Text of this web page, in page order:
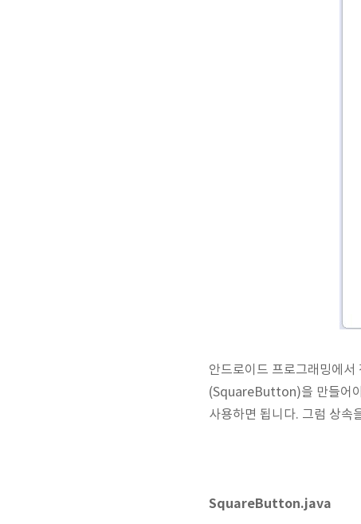
안드로이드 프로그래밍에서
(SquareButton)을 만들어
사용하면 됩니다. 그럼 상
SquareButton.java